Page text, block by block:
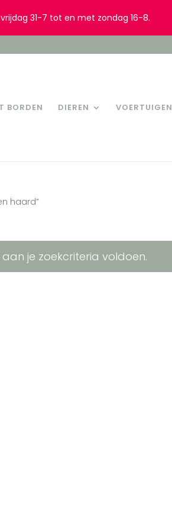
BORDEN DIEREN VOERTUIGEN
haard”
je zoekcriteria voldoen.
31-7 tot en met zondag 16-8.